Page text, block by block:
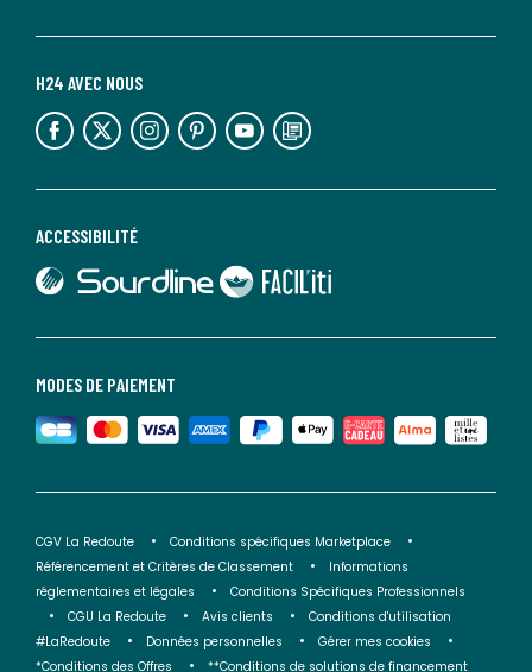
MODES DE PAIEMENT
ACCESSIBILITÉ
lien vers Sourdline
lien vers Faciliti
H24 AVEC NOUS
lien vers l'espace réseaux sociaux lien vers l'espace réseaux sociaux lien vers l'espace réseaux sociaux lien vers l'espace réseaux sociaux lien vers l'espace réseaux sociaux lien vers le blog la redoute
CGV La Redoute
Conditions spécifiques Marketplace
Référencement et Critères de Classement
Informations
réglementaires et légales
Conditions Spécifiques Professionnels
CGU La Redoute
Avis clients
Conditions d'utilisation
#LaRedoute
Données personnelles
Gérer mes cookies
*Conditions des Offres
**Conditions de solutions de financement